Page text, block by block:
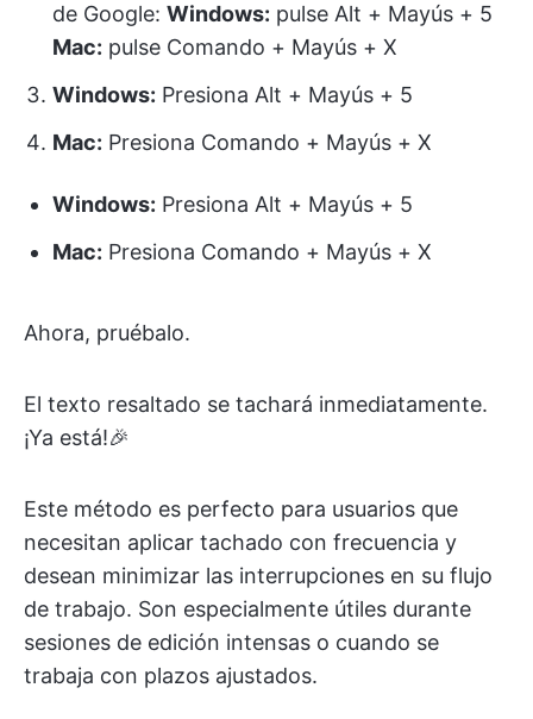
de Google: Windows: pulse Alt + Mayús + 5
Mac: pulse Comando + Mayús + X
Windows: Presiona Alt + Mayús + 5
Mac: Presiona Comando + Mayús + X
Windows: Presiona Alt + Mayús + 5
Mac: Presiona Comando + Mayús + X
Ahora, pruébalo.
El texto resaltado se tachará inmediatamente.
¡Ya está!🎉
Este método es perfecto para usuarios que
necesitan aplicar tachado con frecuencia y
desean minimizar las interrupciones en su flujo
de trabajo. Son especialmente útiles durante
sesiones de edición intensas o cuando se
trabaja con plazos ajustados.